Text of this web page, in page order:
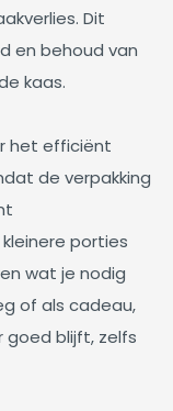
Dit
en behoud van
kaas.
het efficiënt
de verpakking
porties
wat je nodig
of als cadeau,
blijft, zelfs